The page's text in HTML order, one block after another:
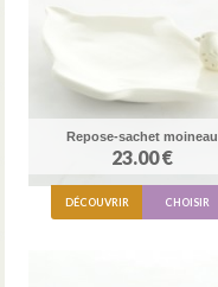
Repose-sachet moineau
23.00 €
DÉCOUVRIR CHOISIR